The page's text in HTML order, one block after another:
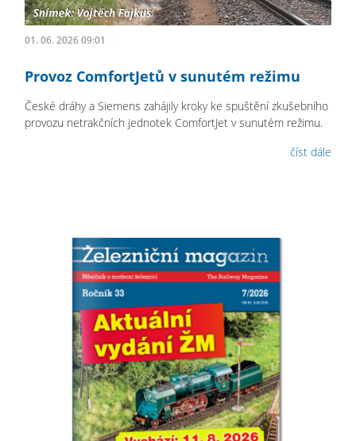
01. 06. 2026 09:01
Provoz ComfortJetů v sunutém režimu
České dráhy a Siemens zahájily kroky ke spuštění zkušebního
provozu netrakčních jednotek ComfortJet v sunutém režimu.
číst dále